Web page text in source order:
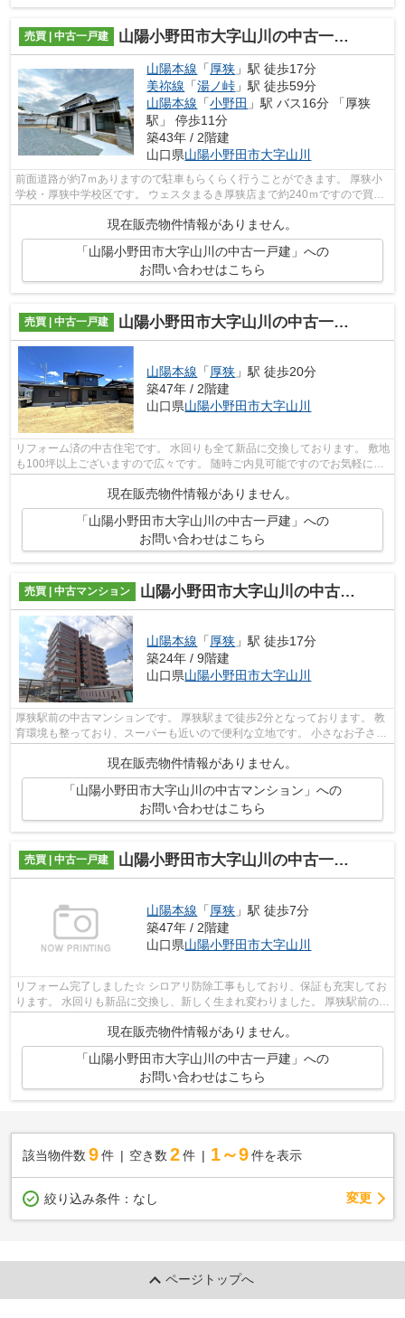
売買 | 中古一戸建 山陽小野田市大字山川の中古一戸建
山陽本線 「厚狭 」駅 徒歩17分
美祢線 「湯ノ峠 」駅 徒歩59分
山陽本線 「小野田 」駅 バス16分 「厚狭
駅」 停歩11分
築43年 / 2階建
山口県山陽小野田市大字山川
前面道路が約7ｍありますので駐車もらくらく行うことができます。 厚狭小
学校・厚狭中学校区です。 ウェスタまるき厚狭店まで約240ｍですので買い
現在販売物件情報がありません。
「山陽小野田市大字山川の中古一戸建」への
お問い合わせはこちら
売買 | 中古一戸建 山陽小野田市大字山川の中古一戸建
山陽本線 「厚狭 」駅 徒歩20分
築47年 / 2階建
山口県山陽小野田市大字山川
リフォーム済の中古住宅です。 水回りも全て新品に交換しております。 敷地
も100坪以上ございますので広々です。 随時ご内見可能ですのでお気軽にお
現在販売物件情報がありません。
「山陽小野田市大字山川の中古一戸建」への
お問い合わせはこちら
売買 | 中古マンション 山陽小野田市大字山川の中古マンション
山陽本線 「厚狭 」駅 徒歩17分
築24年 / 9階建
山口県山陽小野田市大字山川
厚狭駅前の中古マンションです。 厚狭駅まで徒歩2分となっております。 教
育環境も整っており、スーパーも近いので便利な立地です。 小さなお子さん
がいらっしゃる家庭にはうれしい敷...
現在販売物件情報がありません。
「山陽小野田市大字山川の中古マンション」への
お問い合わせはこちら
売買 | 中古一戸建 山陽小野田市大字山川の中古一戸建
山陽本線 「厚狭 」駅 徒歩7分
築47年 / 2階建
山口県山陽小野田市大字山川
リフォーム完了しました☆ シロアリ防除工事もしており、保証も充実してお
ります。 水回りも新品に交換し、新しく生まれ変わりました。 厚狭駅前の住
現在販売物件情報がありません。
「山陽小野田市大字山川の中古一戸建」への
お問い合わせはこちら
該当物件数 9件 空き数 2 件 1～9 件を表示
絞り込み条件： なし 変更
ページトップへ